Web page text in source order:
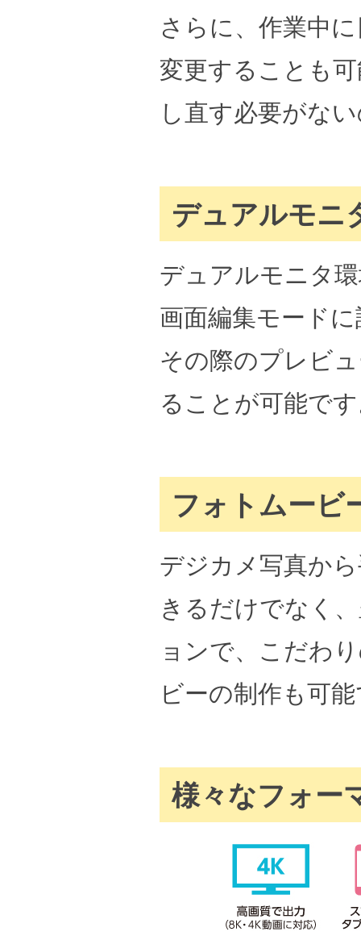
さらに、作業中
変更することも
し直す必要がな
デュアルモニ
デュアルモニタ
画面編集モード
その際のプレビ
ることが可能で
フォトムービ
デジカメ写真か
きるだけでなく
ョンで、こだわ
ビーの制作も可
様々なフォー